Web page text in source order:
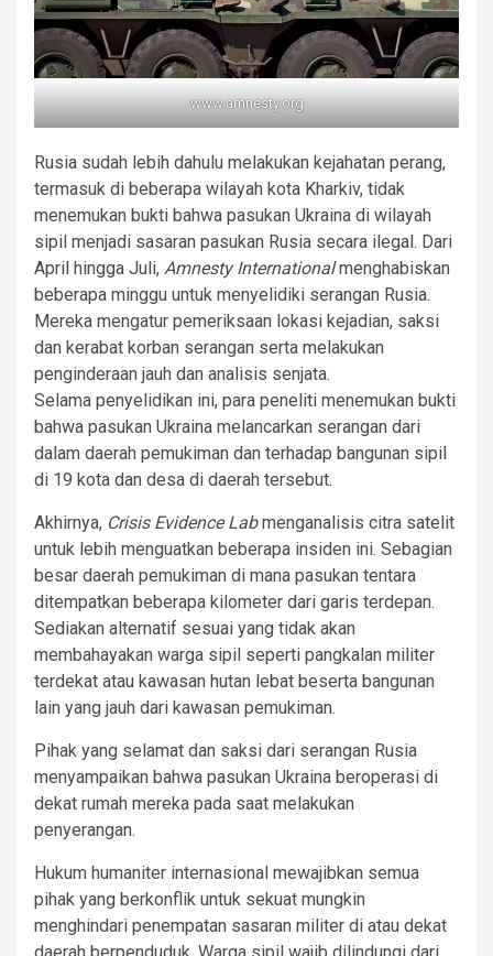
www.amnesty.org
Rusia sudah lebih dahulu melakukan kejahatan perang,
termasuk di beberapa wilayah kota Kharkiv, tidak
menemukan bukti bahwa pasukan Ukraina di wilayah
sipil menjadi sasaran pasukan Rusia secara ilegal. Dari
April hingga Juli, Amnesty Internationalmenghabiskan
beberapa minggu untuk menyelidiki serangan Rusia.
Mereka mengatur pemeriksaan lokasi kejadian, saksi
dan kerabat korban serangan serta melakukan
penginderaan jauh dan analisis senjata.
Selama penyelidikan ini, para peneliti menemukan bukti
bahwa pasukan Ukraina melancarkan serangan dari
dalam daerah pemukiman dan terhadap bangunan sipil
di 19 kota dan desa di daerah tersebut.
Akhirnya, Crisis Evidence Labmenganalisis citra satelit
untuk lebih menguatkan beberapa insiden ini. Sebagian
besar daerah pemukiman di mana pasukan tentara
ditempatkan beberapa kilometer dari garis terdepan.
Sediakan alternatif sesuai yang tidak akan
membahayakan warga sipil seperti pangkalan militer
terdekat atau kawasan hutan lebat beserta bangunan
lain yang jauh dari kawasan pemukiman.
Pihak yang selamat dan saksi dari serangan Rusia
menyampaikan bahwa pasukan Ukraina beroperasi di
dekat rumah mereka pada saat melakukan
penyerangan.
Hukum humaniter internasional mewajibkan semua
pihak yang berkonflik untuk sekuat mungkin
menghindari penempatan sasaran militer di atau dekat